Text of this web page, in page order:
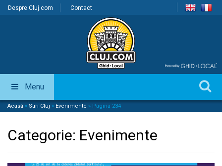
Despre Cluj.com Contact
Menu
Acasă » Stiri Cluj » Evenimente » Pagina 234
Categorie: Evenimente